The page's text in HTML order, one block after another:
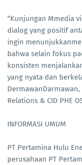
“Kunjungan Mmedia
dialog yang positif
ingin
bahwa selain fokus
konsisten
yang nyata dan
Relations & CID PHE
INFORMASI UMUM
PT Pertamina Hulu
perusahaan PT